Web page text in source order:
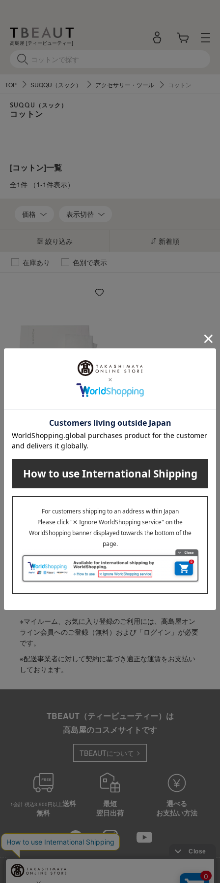
高島屋 [ティービューティー]
TOP SUQQU（スック） アクセサリー・ツール コットン
SUQQU（スック）
コットン
[コットン]一覧
全1件 （1-1件表示）
価格 表示切替
絞り込み 新着順
在庫あり 色別で表示
SUQQU（スック）
税込 1,100円
その他のカテゴリ
ブラシ
スポンジ・パフ
ケース・ホルダー
ビューラー
※マイルーム、お気に入り登録のご利用には、高島屋オン
ライン会員へのご登録（無料）および「ログイン」が必要
です。
※配送事業者に対して契約に基づき適正な運賃をお支払い
しております。
TBEAUT（ティービューティー）は
高島屋のコスメサイトです
TBEAUTについて
1会計 税込3,900円以上送料
無料
最短
翌日出荷
選べる
お支払い方法
店舗情報 特定商取引法に基づく表示